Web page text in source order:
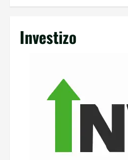
Investizo